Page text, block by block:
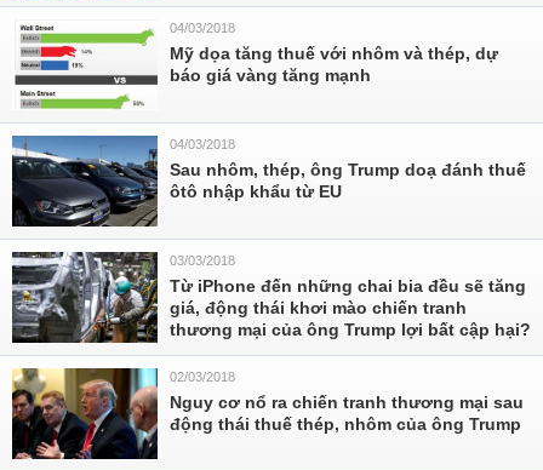
04/03/2018
Mỹ dọa tăng thuế với nhôm và thép, dự
báo giá vàng tăng mạnh
04/03/2018
Sau nhôm, thép, ông Trump doạ đánh thuế
ôtô nhập khẩu từ EU
03/03/2018
Từ iPhone đến những chai bia đều sẽ tăng
giá, động thái khơi mào chiến tranh
thương mại của ông Trump lợi bất cập hại?
02/03/2018
Nguy cơ nổ ra chiến tranh thương mại sau
động thái thuế thép, nhôm của ông Trump